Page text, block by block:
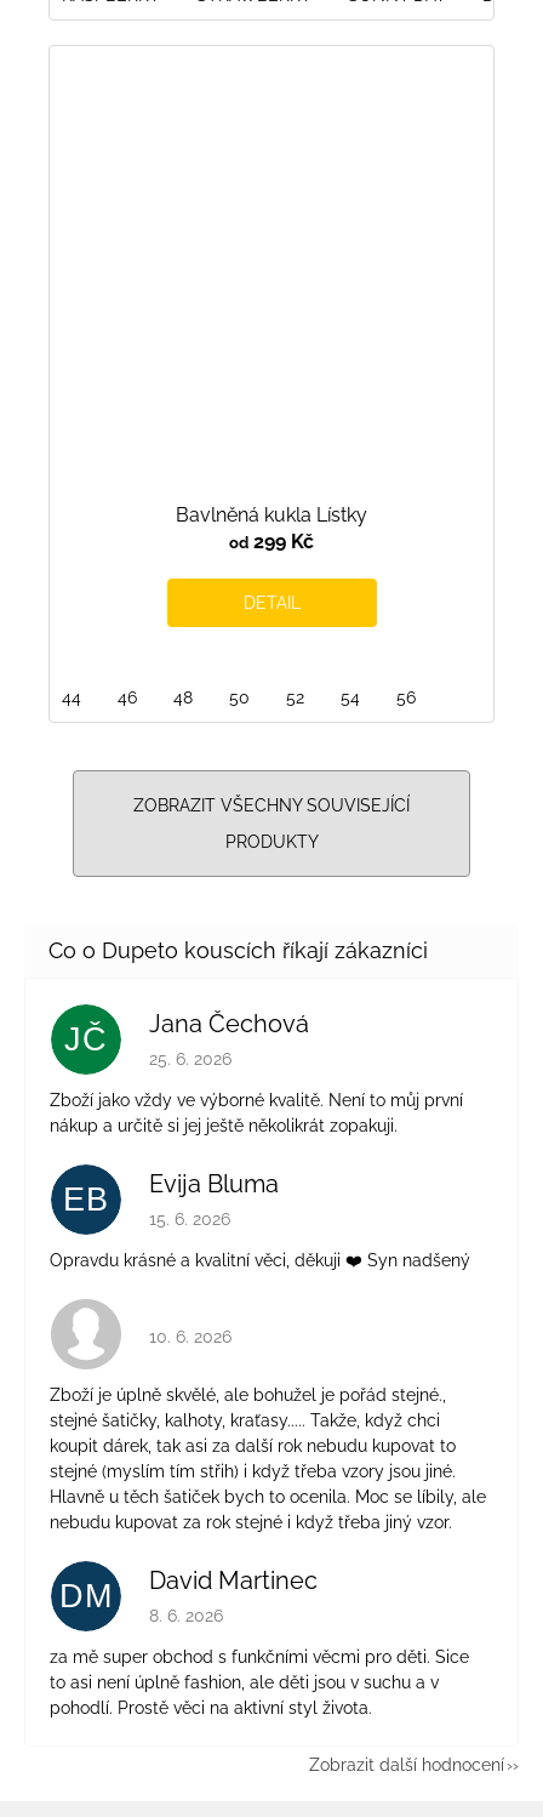
Bavlněná kukla Lístky
od 299 Kč
DETAIL
44 46 48 50 52 54 56
ZOBRAZIT VŠECHNY SOUVISEJÍCÍ
PRODUKTY
JČ Jana Čechová
Hodnocení obchodu je 5 z 5 hvězdiček.
25. 6. 2026
Zboží jako vždy ve výborné kvalitě. Není to můj první
nákup a určitě si jej ještě několikrát zopakuji.
EB Evija Bluma
Hodnocení obchodu je 5 z 5 hvězdiček.
15. 6. 2026
Opravdu krásné a kvalitní věci, děkuji ❤️ Syn nadšený
Hodnocení obchodu je 4 z 5 hvězdiček.
10. 6. 2026
Zboží je úplně skvělé, ale bohužel je pořád stejné.,
stejné šatičky, kalhoty, kraťasy..... Takže, když chci
koupit dárek, tak asi za další rok nebudu kupovat to
stejné (myslím tím střih) i když třeba vzory jsou jiné.
Hlavně u těch šatiček bych to ocenila. Moc se líbily, ale
nebudu kupovat za rok stejné i když třeba jiný vzor.
DM David Martinec
Hodnocení obchodu je 5 z 5 hvězdiček.
8. 6. 2026
za mě super obchod s funkčními věcmi pro děti. Sice
to asi není úplně fashion, ale děti jsou v suchu a v
pohodlí. Prostě věci na aktivní styl života.
Zobrazit další hodnocení